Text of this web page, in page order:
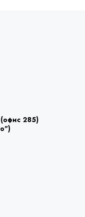
285)